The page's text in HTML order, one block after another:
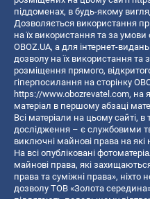
піддоменах, в будь-якому
Дозволяється використання
на їх використання та за
OBOZ.UA, а для інтернет-
дозволу на їх використання та
розміщення прямого,
гіперпосилання на сторінку
https://www.obozrevatel.com, на
матеріал в першому абзаці
Всі матеріали на цьому сайті, в
дослідження – є службовими
виключні майнові права на
На всі опубліковані
майнові права, які
права та суміжні права»,
дозволу ТОВ «Золота